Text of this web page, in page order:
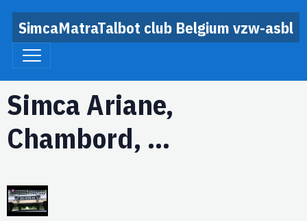
SimcaMatraTalbot club Belgium vzw-asbl
Simca Ariane,
Chambord, ...